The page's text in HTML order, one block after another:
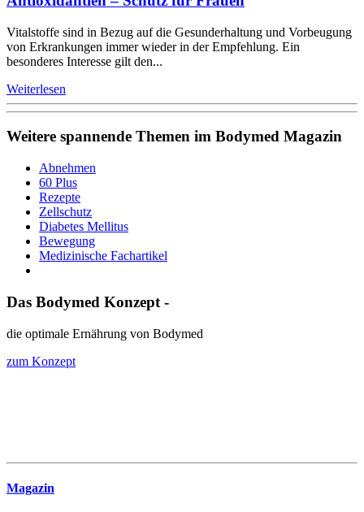
Vitalstoffe sind in Bezug auf die Gesunderhaltung und Vorbeugung
von Erkrankungen immer wieder in der Empfehlung. Ein
besonderes Interesse gilt den...
Weiterlesen
Weitere spannende Themen im Bodymed Magazin
Abnehmen
60 Plus
Rezepte
Zellschutz
Diabetes Mellitus
Bewegung
Medizinische Fachartikel
Das Bodymed Konzept -
die optimale Ernährung von Bodymed
zum Konzept
Magazin